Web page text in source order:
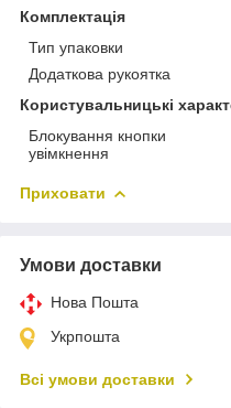
Комплектація
Тип упаковки
Додаткова рукоятка
Користувальницькі
Блокування кнопки
увімкнення
Приховати
Умови доставки
Нова Пошта
Укрпошта
Всі умови доставки